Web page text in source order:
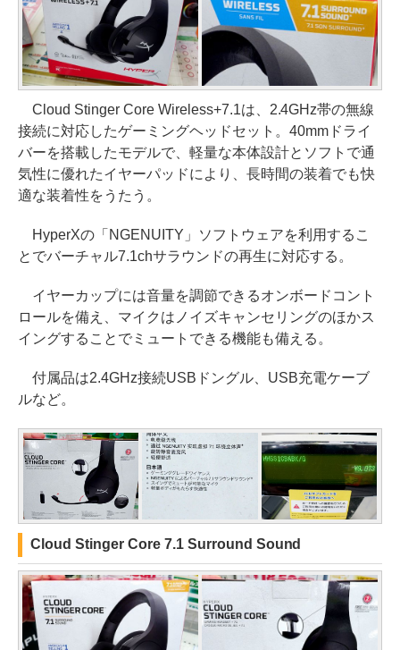
Cloud Stinger Core Wireless+7.1は、2.4GHz帯の無線
接続に対応したゲーミングヘッドセット。40mmドライ
バーを搭載したモデルで、軽量な本体設計とソフトで通
気性に優れたイヤーパッドにより、長時間の装着でも快
適な装着性をうたう。
HyperXの「NGENUITY」ソフトウェアを利用するこ
とでバーチャル7.1chサラウンドの再生に対応する。
イヤーカップには音量を調節できるオンボードコント
ロールを備え、マイクはノイズキャンセリングのほかス
イングすることでミュートできる機能も備える。
付属品は2.4GHz接続USBドングル、USB充電ケーブ
ルなど。
Cloud Stinger Core 7.1 Surround Sound